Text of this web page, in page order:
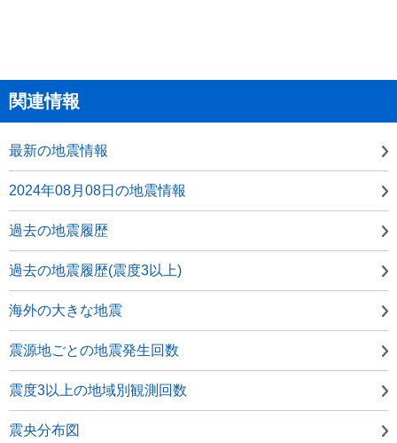
関連情報
最新の地震情報
2024年08月08日の地震情報
過去の地震履歴
過去の地震履歴(震度3以上)
海外の大きな地震
震源地ごとの地震発生回数
震度3以上の地域別観測回数
震央分布図